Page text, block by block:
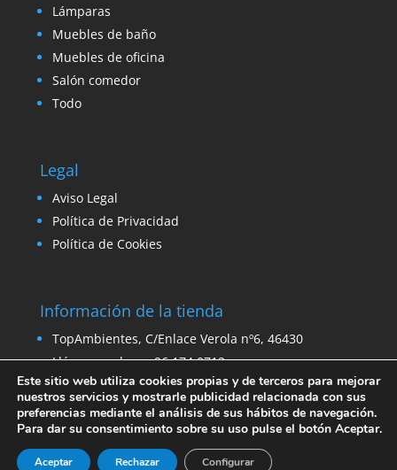
Lámparas
Muebles de baño
Muebles de oficina
Salón comedor
Todo
Legal
Aviso Legal
Política de Privacidad
Política de Cookies
Información de la tienda
TopAmbientes, C/Enlace Verola nº6, 46430
Llámanos ahora: 96 174 0712
Email:ventas@venta-stock.com
Este sitio web utiliza cookies propias y de terceros para mejorar
nuestros servicios y mostrarle publicidad relacionada con sus
preferencias mediante el análisis de sus hábitos de navegación.
Para dar su consentimiento sobre su uso pulse el botón Aceptar.
Aceptar Rechazar Configurar